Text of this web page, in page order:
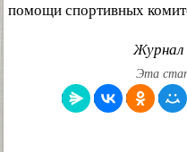
помощи спортивных
Эта